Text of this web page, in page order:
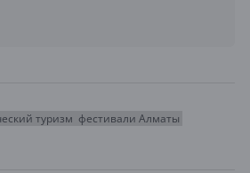
туризм фестивали Алматы